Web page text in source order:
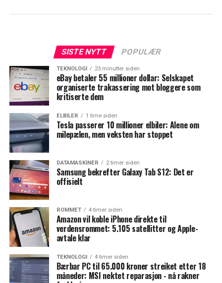
SISTE NYTT POPULÆR
TEKNOLOGI 23 minutter siden
eBay betaler 55 millioner dollar: Selskapet
organiserte trakassering mot bloggere som
kritiserte dem
ELBILER 1 time siden
Tesla passerer 10 millioner elbiler: Alene om
milepælen, men veksten har stoppet
DATAMASKINER 2 timer siden
Samsung bekrefter Galaxy Tab S12: Det er
offisielt
ROMMET 4 timer siden
Amazon vil koble iPhone direkte til
verdensrommet: 5.105 satellitter og Apple-
avtale klar
TEKNOLOGI 4 timer siden
Bærbar PC til 65.000 kroner streiket etter 18
måneder: MSI nektet reparasjon - nå rakner